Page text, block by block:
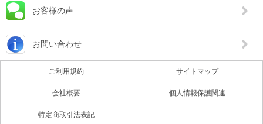
お客様の声
お問い合わせ
ご利用規約 サイトマップ
会社概要 個人情報保護関連
特定商取引法表記